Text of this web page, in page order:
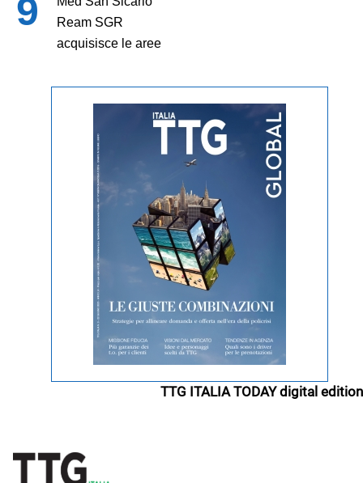
Ream SGR
acquisisce le aree
TTG ITALIA TODAY digital edition